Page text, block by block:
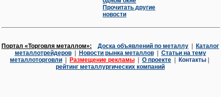
Прочитать другие
новости
Портал «Торговля металлом»: Доска объявлений по металлу
Каталог
металлотрейдеров
Новости рынка металлов
Статьи на тему
металлоторговли
Размещение рекламы О проекте Контакты
рейтинг металлургических компаний